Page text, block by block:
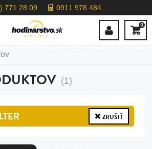
771 28 09 0911 978 484
0
(1)
ZRUŠIŤ